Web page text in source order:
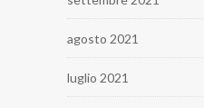
agosto 2021
luglio 2021